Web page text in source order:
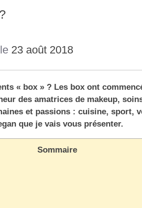
le 23 août 2018
« box » ? Les box ont
des amatrices de makeup,
et passions : cuisine, sport,
que je vais vous présenter.
Sommaire